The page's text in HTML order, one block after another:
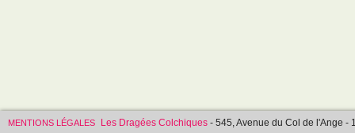
MENTIONS LÉGALES Les Dragées Colchiques - 545, Avenue du Col de l'Ange -